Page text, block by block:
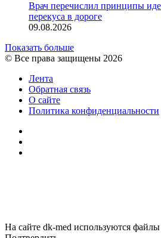
Врач перечислил принципы
перекуса в дороге
09.08.2026
Показать больше
© Все права защищены 2026
Лента
Обратная связь
О сайте
Политика конфиденциальности
На сайте dk-med используются